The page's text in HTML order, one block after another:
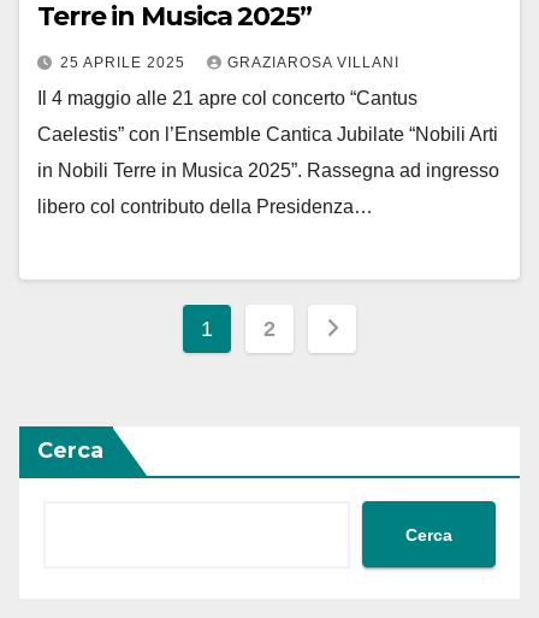
Terre in Musica 2025”
25 APRILE 2025 GRAZIAROSA VILLANI
Il 4 maggio alle 21 apre col concerto “Cantus
Caelestis” con l’Ensemble Cantica Jubilate “Nobili Arti
in Nobili Terre in Musica 2025”. Rassegna ad ingresso
libero col contributo della Presidenza…
Paginazione
1 2
Cerca
Cerca